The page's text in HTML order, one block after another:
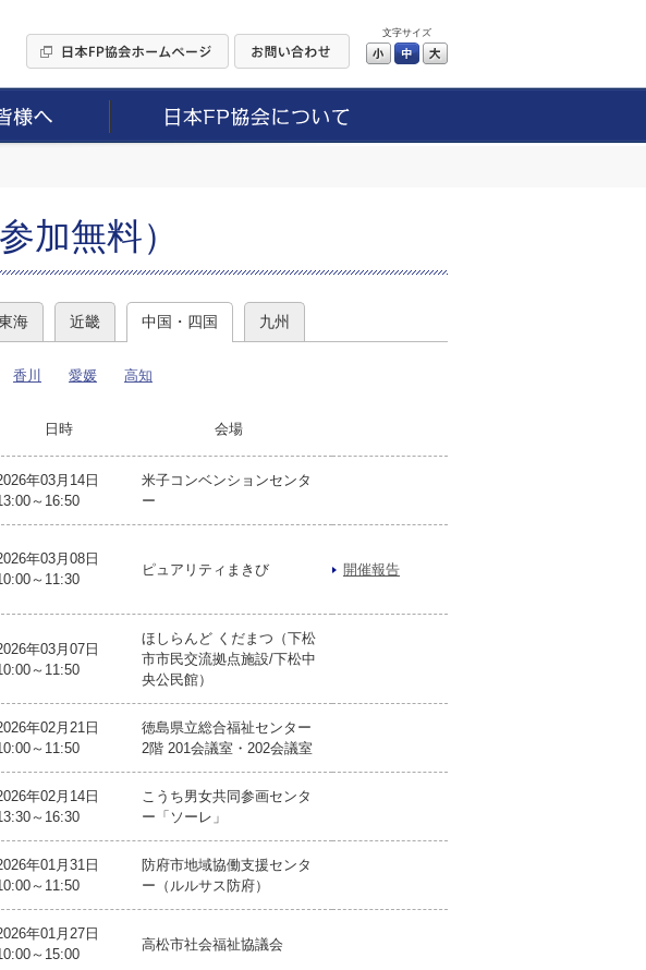
文字サイズ
小 中
加無料）
海 近畿 中国・四国 九州
香川 愛媛 高知
日時 会場
年03月14日
～16:50
米子コンベンションセンタ
ー
年03月08日
～11:30
ピュアリティまきび 開催報告
年03月07日
～11:50
ほしらんど くだまつ（下松
市市民交流拠点施設/下松中
央公民館）
年02月21日
～11:50
徳島県立総合福祉センター
2階 201会議室・202会議室
年02月14日
～16:30
こうち男女共同参画センタ
ー「ソーレ」
年01月31日
～11:50
防府市地域協働支援センタ
ー（ルルサス防府）
年01月27日
～15:00
高松市社会福祉協議会